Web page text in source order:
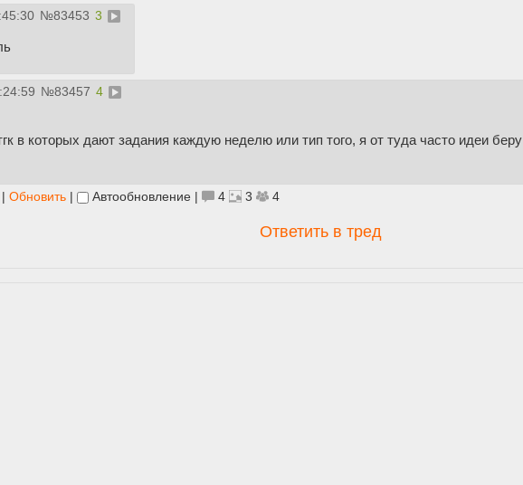
№83453 3
№83457 4
в которых дают задания каждую неделю или тип того, я от туда часто идеи беру
Обновить Автообновление 4 3 4
Ответить в тред